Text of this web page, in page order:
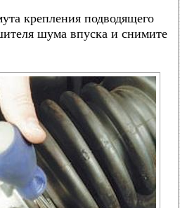
крепления подводящего
шума впуска и снимите